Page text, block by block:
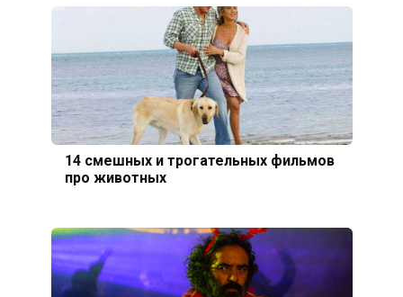
14 смешных и трогательных фильмов
про животных